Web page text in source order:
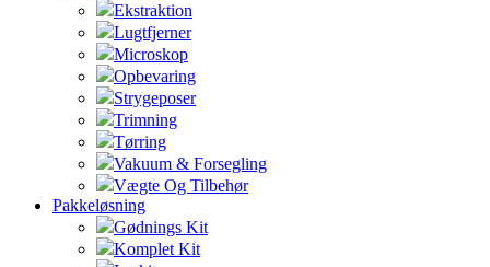
Ekstraktion
Lugtfjerner
Microskop
Opbevaring
Strygeposer
Trimning
Tørring
Vakuum & Forsegling
Vægte Og Tilbehør
Pakkeløsning
Gødnings Kit
Komplet Kit